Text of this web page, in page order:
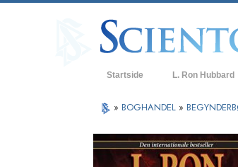
Startside L. Ron Hubbard
» BOGHANDEL »